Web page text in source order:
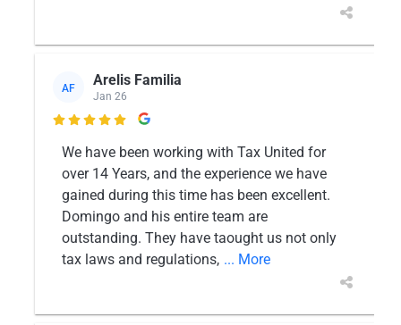
AF Arelis Familia
Jan 26

We have been working with Tax United for
over 14 Years, and the experience we have
gained during this time has been excellent.
Domingo and his entire team are
outstanding. They have taought us not only
tax laws and regulations, ... More